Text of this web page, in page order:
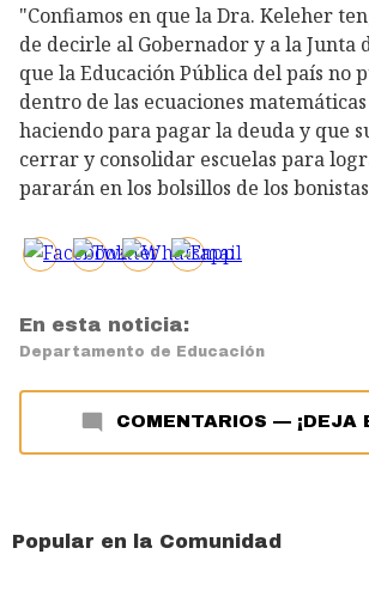
"Confiamos en que la Dra. Keleher
de decirle al Gobernador y a la Junta
que la Educación Pública del país no
dentro de las ecuaciones
haciendo para pagar la deuda y que
cerrar y consolidar escuelas para
pararán en los bolsillos de los
En esta noticia:
Departamento de Educación
COMENTARIOS — ¡DEJA
Popular en la Comunidad